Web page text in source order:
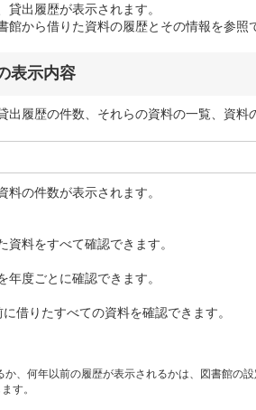
貸出履歴が表示されます。
館から借りた資料の履歴とその情報を参照
表示内容
出履歴の件数、それらの資料の一覧、資料
料の件数が表示されます。
資料をすべて確認できます。
年度ごとに確認できます。
借りたすべての資料を確認できます。
、何年以前の履歴が表示されるかは、図書館の設
す。